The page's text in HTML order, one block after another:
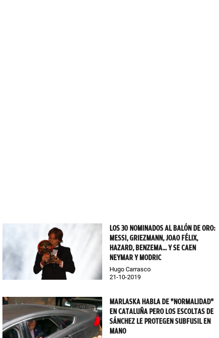
LOS 30 NOMINADOS AL BALÓN DE ORO:
MESSI, GRIEZMANN, JOAO FÉLIX,
HAZARD, BENZEMA... Y SE CAEN
NEYMAR Y MODRIC
Hugo Carrasco
21-10-2019
MARLASKA HABLA DE "NORMALIDAD"
EN CATALUÑA PERO LOS ESCOLTAS DE
SÁNCHEZ LE PROTEGEN SUBFUSIL EN
MANO